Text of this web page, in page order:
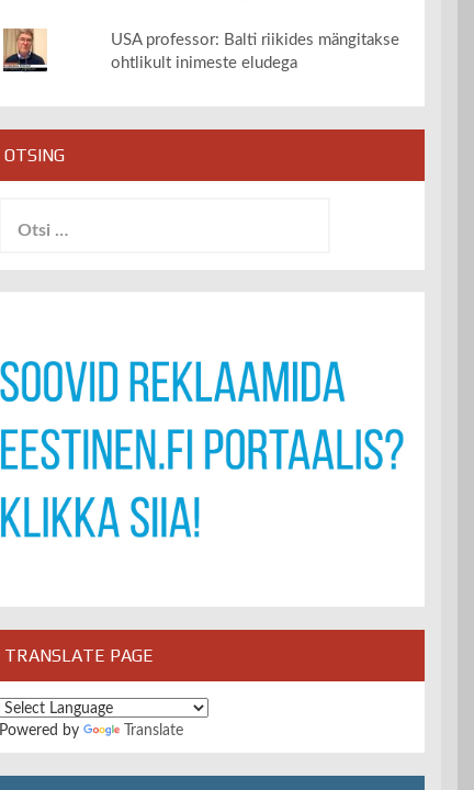
USA professor: Balti riikides mängitakse
ohtlikult inimeste eludega
OTSING
TRANSLATE PAGE
Powered by Translate